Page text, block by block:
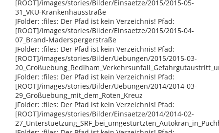
[ROOT]/images/stories/Bilder/Einsaetze/2015/2015-05-
31_VKU-Krankenhausstraße
JFolder: :files: Der Pfad ist kein Verzeichnis! Pfad:
[ROOT]/images/stories/Bilder/Einsaetze/2015/2015-04-
07_Brand-Maderspergerstraße
JFolder: :files: Der Pfad ist kein Verzeichnis! Pfad:
[ROOT]/images/stories/Bilder/Uebungen/2015/2015-03-
JFolder: :files: Der Pfad ist kein Verzeichnis! Pfad:
[ROOT]/images/stories/Bilder/Uebungen/2014/2014-03-
29_Großuebung_mit_dem_Roten_Kreuz
JFolder: :files: Der Pfad ist kein Verzeichnis! Pfad:
[ROOT]/images/stories/Bilder/Einsaetze/2014/2014-02-